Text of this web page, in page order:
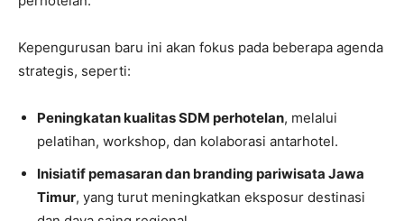
Kepengurusan baru ini akan fokus pada beberapa agenda
strategis, seperti:
Peningkatan kualitas SDM perhotelan, melalui
pelatihan, workshop, dan kolaborasi antarhotel.
Inisiatif pemasaran dan branding pariwisata Jawa
Timur, yang turut meningkatkan eksposur destinasi